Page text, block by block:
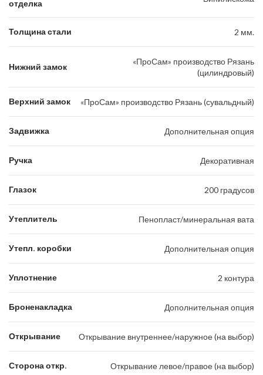
отделка
Толщина стали 2 мм.
Нижний замок
«ПроСам» производство Рязань
(цилиндровый)
Верхний замок «ПроСам» производство Рязань (сувальдный)
Задвижка Дополнительная опция
Ручка Декоративная
Глазок 200 градусов
Утеплитель Пенопласт/минеральная вата
Утепл. коробки Дополнительная опция
Уплотнение 2 контура
Броненакладка Дополнительная опция
Открывание Открывание внутреннее/наружное (на выбор)
Сторона откр. Открывание левое/правое (на выбор)